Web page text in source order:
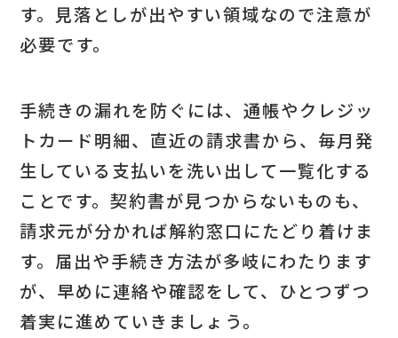
す。見落としが出やすい領域なので注意が
必要です。
手続きの漏れを防ぐには、通帳やクレジッ
トカード明細、直近の請求書から、毎月発
生している支払いを洗い出して一覧化する
ことです。契約書が見つからないものも、
請求元が分かれば解約窓口にたどり着けま
す。届出や手続き方法が多岐にわたります
が、早めに連絡や確認をして、ひとつずつ
着実に進めていきましょう。